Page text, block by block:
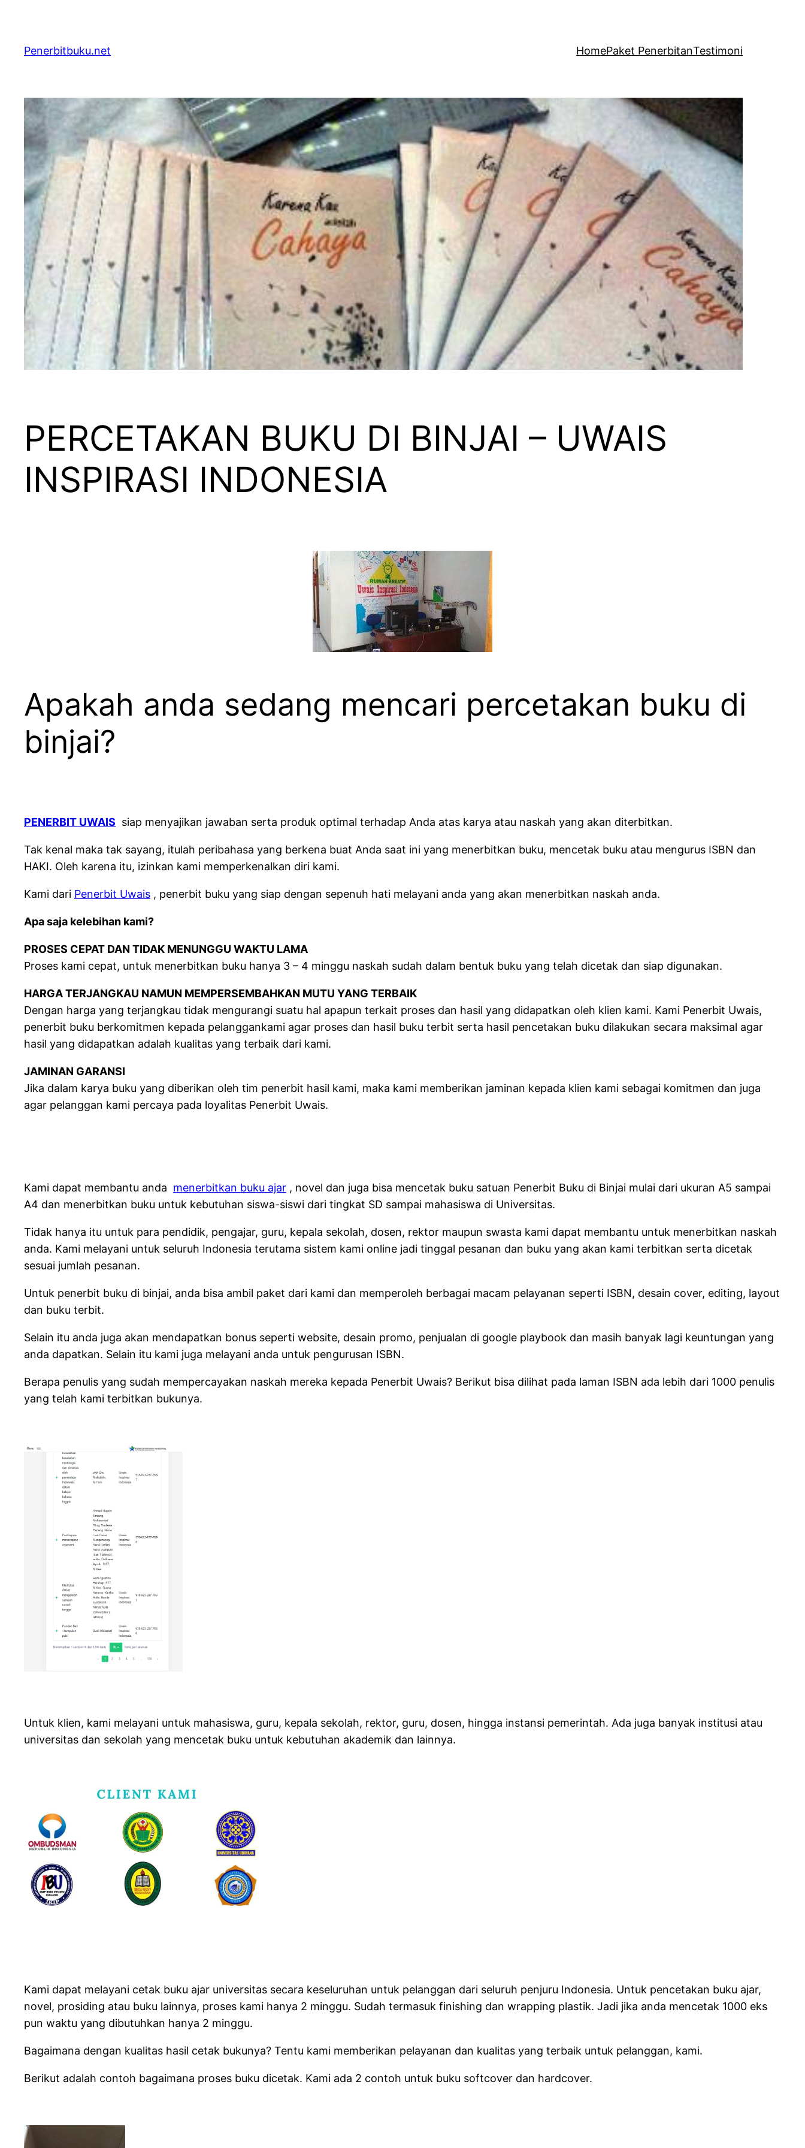
content
Penerbitbuku.net HomePaket PenerbitanTestimoni
PERCETAKAN BUKU DI BINJAI – UWAIS
INSPIRASI INDONESIA
Apakah anda sedang mencari percetakan buku di
binjai?
PENERBIT UWAIS siap menyajikan jawaban serta produk optimal terhadap Anda atas karya atau naskah yang akan diterbitkan.
Tak kenal maka tak sayang, itulah peribahasa yang berkena buat Anda saat ini yang menerbitkan buku, mencetak buku atau mengurus ISBN dan
HAKI. Oleh karena itu, izinkan kami memperkenalkan diri kami.
Kami dari Penerbit Uwais , penerbit buku yang siap dengan sepenuh hati melayani anda yang akan menerbitkan naskah anda.
Apa saja kelebihan kami?
PROSES CEPAT DAN TIDAK MENUNGGU WAKTU LAMA
Proses kami cepat, untuk menerbitkan buku hanya 3 – 4 minggu naskah sudah dalam bentuk buku yang telah dicetak dan siap digunakan.
HARGA TERJANGKAU NAMUN MEMPERSEMBAHKAN MUTU YANG TERBAIK
Dengan harga yang terjangkau tidak mengurangi suatu hal apapun terkait proses dan hasil yang didapatkan oleh klien kami. Kami Penerbit Uwais,
penerbit buku berkomitmen kepada pelanggankami agar proses dan hasil buku terbit serta hasil pencetakan buku dilakukan secara maksimal agar
hasil yang didapatkan adalah kualitas yang terbaik dari kami.
JAMINAN GARANSI
Jika dalam karya buku yang diberikan oleh tim penerbit hasil kami, maka kami memberikan jaminan kepada klien kami sebagai komitmen dan juga
agar pelanggan kami percaya pada loyalitas Penerbit Uwais.
Kami dapat membantu anda menerbitkan buku ajar , novel dan juga bisa mencetak buku satuan Penerbit Buku di Binjai mulai dari ukuran A5 sampai
A4 dan menerbitkan buku untuk kebutuhan siswa-siswi dari tingkat SD sampai mahasiswa di Universitas.
Tidak hanya itu untuk para pendidik, pengajar, guru, kepala sekolah, dosen, rektor maupun swasta kami dapat membantu untuk menerbitkan naskah
anda. Kami melayani untuk seluruh Indonesia terutama sistem kami online jadi tinggal pesanan dan buku yang akan kami terbitkan serta dicetak
sesuai jumlah pesanan.
Untuk penerbit buku di binjai, anda bisa ambil paket dari kami dan memperoleh berbagai macam pelayanan seperti ISBN, desain cover, editing, layout
dan buku terbit.
Selain itu anda juga akan mendapatkan bonus seperti website, desain promo, penjualan di google playbook dan masih banyak lagi keuntungan yang
anda dapatkan. Selain itu kami juga melayani anda untuk pengurusan ISBN.
Berapa penulis yang sudah mempercayakan naskah mereka kepada Penerbit Uwais? Berikut bisa dilihat pada laman ISBN ada lebih dari 1000 penulis
yang telah kami terbitkan bukunya.
Untuk klien, kami melayani untuk mahasiswa, guru, kepala sekolah, rektor, guru, dosen, hingga instansi pemerintah. Ada juga banyak institusi atau
universitas dan sekolah yang mencetak buku untuk kebutuhan akademik dan lainnya.
Kami dapat melayani cetak buku ajar universitas secara keseluruhan untuk pelanggan dari seluruh penjuru Indonesia. Untuk pencetakan buku ajar,
novel, prosiding atau buku lainnya, proses kami hanya 2 minggu. Sudah termasuk finishing dan wrapping plastik. Jadi jika anda mencetak 1000 eks
pun waktu yang dibutuhkan hanya 2 minggu.
Bagaimana dengan kualitas hasil cetak bukunya? Tentu kami memberikan pelayanan dan kualitas yang terbaik untuk pelanggan, kami.
Berikut adalah contoh bagaimana proses buku dicetak. Kami ada 2 contoh untuk buku softcover dan hardcover.